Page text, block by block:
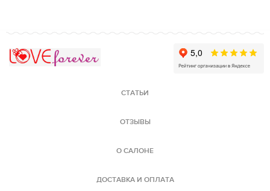
СТАТЬИ
ОТЗЫВЫ
О САЛОНЕ
ДОСТАВКА И ОПЛАТА